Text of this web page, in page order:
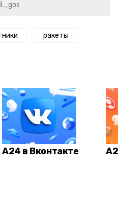
ракеты
А24 в Вконтакте